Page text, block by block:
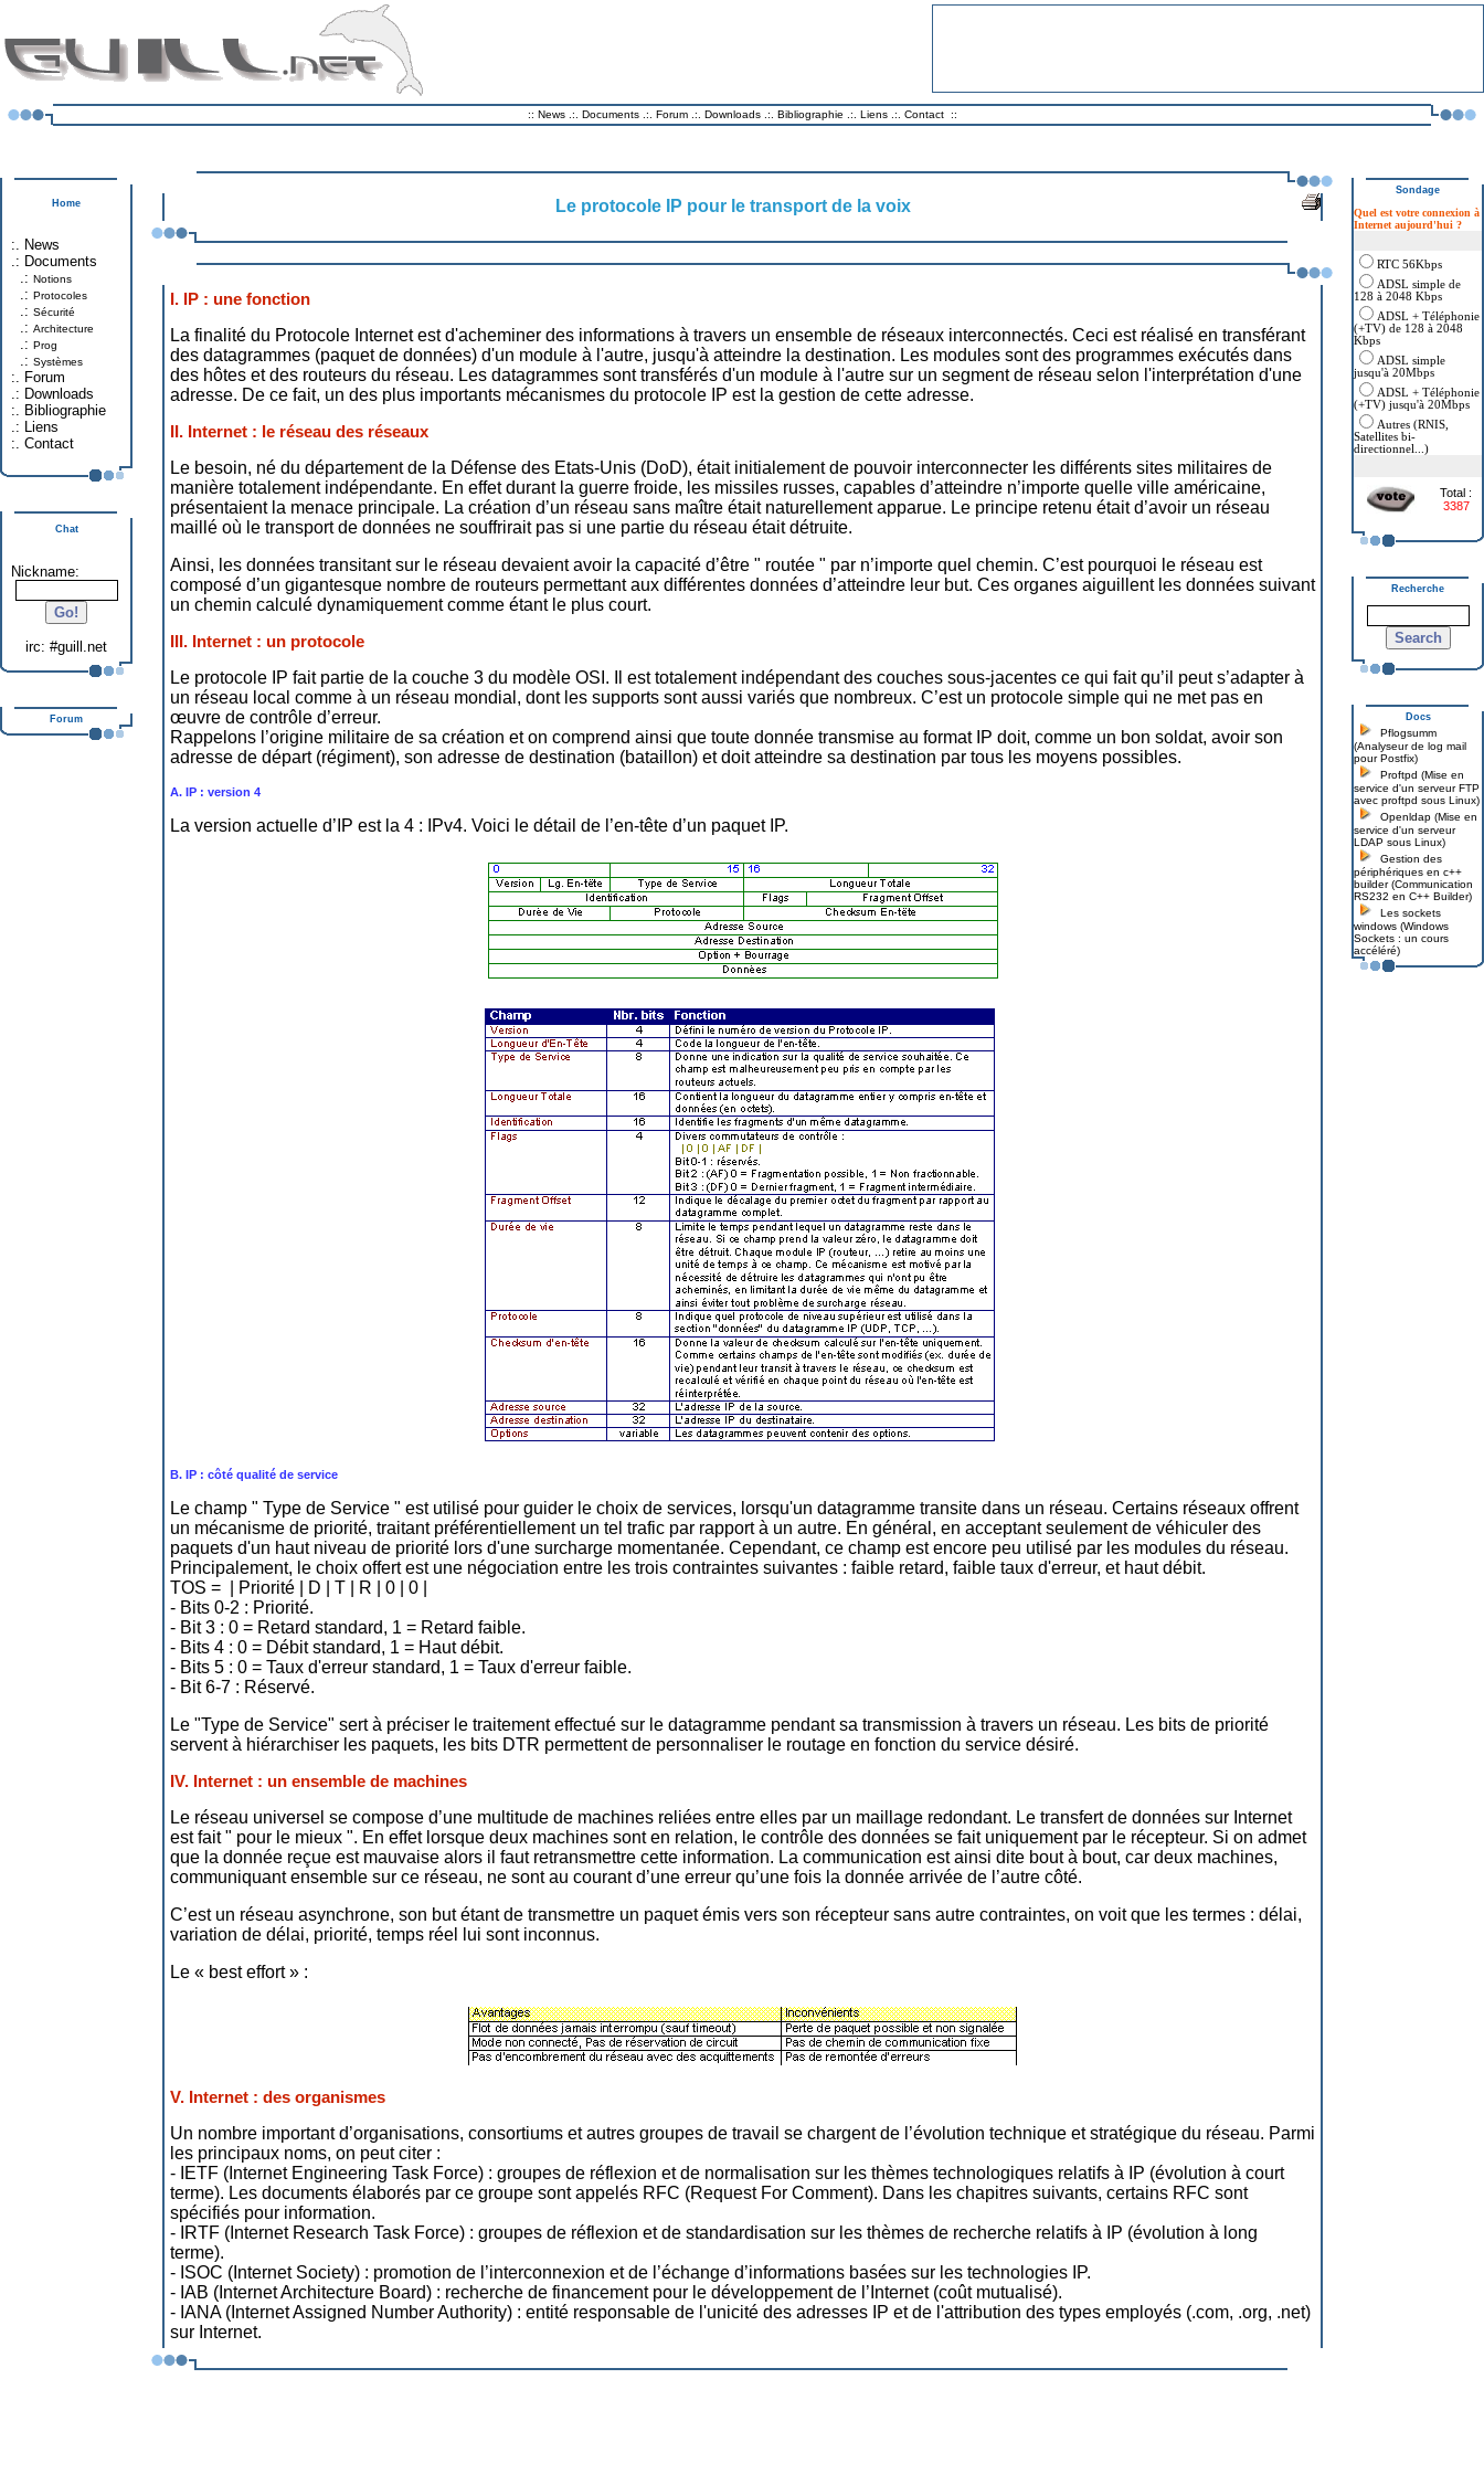
:: News.:. Documents.:. Forum.:. Downloads .:. Bibliographie .:. Liens.:. Contact::
Home
:. News
.: Documents
.: Notions
.: Protocoles
.: Sécurité
.: Architecture
.: Prog
.: Systèmes
:. Forum
.: Downloads
:. Bibliographie
.: Liens
:. Contact
Chat
Nickname:
irc: #guill.net
Forum
Le protocole IP pour le transport de la voix
I. IP : une fonction
La finalité du Protocole Internet est d'acheminer des informations à travers un ensemble de réseaux interconnectés. Ceci est réalisé en transférant
des datagrammes (paquet de données) d'un module à l'autre, jusqu'à atteindre la destination. Les modules sont des programmes exécutés dans
des hôtes et des routeurs du réseau. Les datagrammes sont transférés d'un module à l'autre sur un segment de réseau selon l'interprétation d'une
adresse. De ce fait, un des plus importants mécanismes du protocole IP est la gestion de cette adresse.
II. Internet : le réseau des réseaux
Le besoin, né du département de la Défense des Etats-Unis (DoD), était initialement de pouvoir interconnecter les différents sites militaires de
manière totalement indépendante. En effet durant la guerre froide, les missiles russes, capables d’atteindre n’importe quelle ville américaine,
présentaient la menace principale. La création d’un réseau sans maître était naturellement apparue. Le principe retenu était d’avoir un réseau
maillé où le transport de données ne souffrirait pas si une partie du réseau était détruite.
Ainsi, les données transitant sur le réseau devaient avoir la capacité d’être " routée " par n’importe quel chemin. C’est pourquoi le réseau est
composé d’un gigantesque nombre de routeurs permettant aux différentes données d’atteindre leur but. Ces organes aiguillent les données suivant
un chemin calculé dynamiquement comme étant le plus court.
III. Internet : un protocole
Le protocole IP fait partie de la couche 3 du modèle OSI. Il est totalement indépendant des couches sous-jacentes ce qui fait qu’il peut s’adapter à
un réseau local comme à un réseau mondial, dont les supports sont aussi variés que nombreux. C’est un protocole simple qui ne met pas en
œuvre de contrôle d’erreur.
Rappelons l’origine militaire de sa création et on comprend ainsi que toute donnée transmise au format IP doit, comme un bon soldat, avoir son
adresse de départ (régiment), son adresse de destination (bataillon) et doit atteindre sa destination par tous les moyens possibles.
A. IP : version 4
La version actuelle d’IP est la 4 : IPv4. Voici le détail de l’en-tête d’un paquet IP.
B. IP : côté qualité de service
Le champ " Type de Service " est utilisé pour guider le choix de services, lorsqu'un datagramme transite dans un réseau. Certains réseaux offrent
un mécanisme de priorité, traitant préférentiellement un tel trafic par rapport à un autre. En général, en acceptant seulement de véhiculer des
paquets d'un haut niveau de priorité lors d'une surcharge momentanée. Cependant, ce champ est encore peu utilisé par les modules du réseau.
Principalement, le choix offert est une négociation entre les trois contraintes suivantes : faible retard, faible taux d'erreur, et haut débit.
TOS = | Priorité | D | T | R | 0 | 0 |
- Bits 0-2 : Priorité.
- Bit 3 : 0 = Retard standard, 1 = Retard faible.
- Bits 4 : 0 = Débit standard, 1 = Haut débit.
- Bits 5 : 0 = Taux d'erreur standard, 1 = Taux d'erreur faible.
- Bit 6-7 : Réservé.
Le "Type de Service" sert à préciser le traitement effectué sur le datagramme pendant sa transmission à travers un réseau. Les bits de priorité
servent à hiérarchiser les paquets, les bits DTR permettent de personnaliser le routage en fonction du service désiré.
IV. Internet : un ensemble de machines
Le réseau universel se compose d’une multitude de machines reliées entre elles par un maillage redondant. Le transfert de données sur Internet
est fait " pour le mieux ". En effet lorsque deux machines sont en relation, le contrôle des données se fait uniquement par le récepteur. Si on admet
que la donnée reçue est mauvaise alors il faut retransmettre cette information. La communication est ainsi dite bout à bout, car deux machines,
communiquant ensemble sur ce réseau, ne sont au courant d’une erreur qu’une fois la donnée arrivée de l’autre côté.
C’est un réseau asynchrone, son but étant de transmettre un paquet émis vers son récepteur sans autre contraintes, on voit que les termes : délai,
variation de délai, priorité, temps réel lui sont inconnus.
Le « best effort » :
V. Internet : des organismes
Un nombre important d’organisations, consortiums et autres groupes de travail se chargent de l’évolution technique et stratégique du réseau. Parmi
les principaux noms, on peut citer :
- IETF (Internet Engineering Task Force) : groupes de réflexion et de normalisation sur les thèmes technologiques relatifs à IP (évolution à court
terme). Les documents élaborés par ce groupe sont appelés RFC (Request For Comment). Dans les chapitres suivants, certains RFC sont
spécifiés pour information.
- IRTF (Internet Research Task Force) : groupes de réflexion et de standardisation sur les thèmes de recherche relatifs à IP (évolution à long
terme).
- ISOC (Internet Society) : promotion de l’interconnexion et de l’échange d’informations basées sur les technologies IP.
- IAB (Internet Architecture Board) : recherche de financement pour le développement de l’Internet (coût mutualisé).
- IANA (Internet Assigned Number Authority) : entité responsable de l'unicité des adresses IP et de l'attribution des types employés (.com, .org, .net)
sur Internet.
Sondage
Quel est votre connexion à
Internet aujourd'hui ?
RTC 56Kbps
ADSL simple de
128 à 2048 Kbps
ADSL + Téléphonie
(+TV) de 128 à 2048
Kbps
ADSL simple
jusqu'à 20Mbps
ADSL + Téléphonie
(+TV) jusqu'à 20Mbps
Autres (RNIS,
Satellites bi-
directionnel...)
Total :
3387
Recherche
Docs
Pflogsumm
(Analyseur de log mail
pour Postfix)
Proftpd (Mise en
service d'un serveur FTP
avec proftpd sous Linux)
Openldap (Mise en
service d'un serveur
LDAP sous Linux)
Gestion des
périphériques en c++
builder (Communication
RS232 en C++ Builder)
Les sockets
windows (Windows
Sockets : un cours
accéléré)